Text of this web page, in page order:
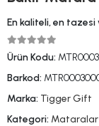
En kaliteli, en tazesi
Ürün Kodu: MTR0003
Barkod:
Marka: Tigger Gift
Kategori: Mataralar